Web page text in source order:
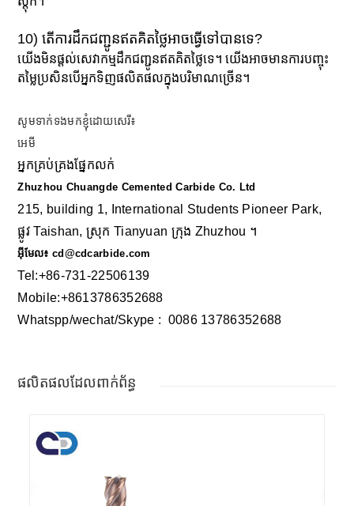
10) តើការដឹកជញ្ជូនឥតគិតថ្លៃអាចធ្វើទៅបានទេ?
យើងមិនផ្តល់សេវាកម្មដឹកជញ្ជូនឥតគិតថ្លៃទេ។ យើងអាចមានការបញ្ចុះ
តម្លៃប្រសិនបើអ្នកទិញផលិតផលក្នុងបរិមាណច្រើន។
សូមទាក់ទងមកខ្ញុំដោយសេរី៖
អេមី
អ្នកគ្រប់គ្រង​ផ្នែក​លក់
Zhuzhou Chuangde Cemented Carbide Co. Ltd
215, building 1, International Students Pioneer Park,
ផ្លូវ Taishan, ស្រុក Tianyuan ក្រុង Zhuzhou ។
អ៊ីមែល៖ cd@cdcarbide.com
Tel:+86-731-22506139
Mobile:+8613786352688
Whatspp/wechat/Skype : 0086 13786352688
ផលិតផលដែលពាក់ព័ន្ធ